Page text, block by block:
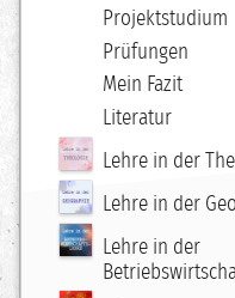
Projektstudium
Prüfungen
Mein Fazit
Literatur
Lehre in der
Lehre in der
Lehre in der